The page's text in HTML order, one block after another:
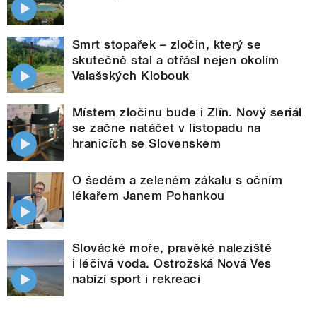
Smrt stopařek – zločin, který se
skutečně stal a otřásl nejen okolím
Valašských Klobouk
Místem zločinu bude i Zlín. Nový seriál
se začne natáčet v listopadu na
hranicích se Slovenskem
O šedém a zeleném zákalu s očním
lékařem Janem Pohankou
Slovácké moře, pravěké naleziště
i léčivá voda. Ostrožská Nová Ves
nabízí sport i rekreaci